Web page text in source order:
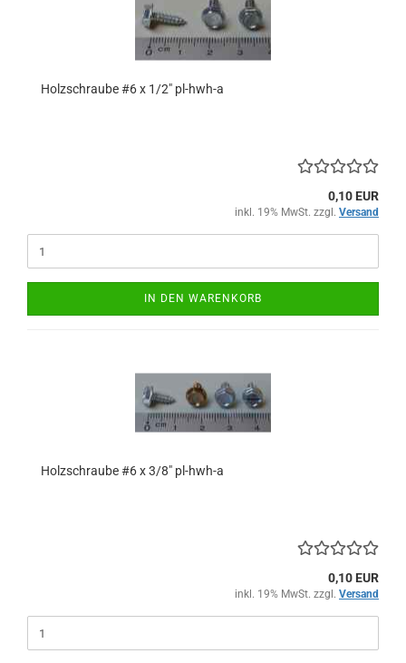
Holzschraube #6 x 1/2" pl-hwh-a
0,10 EUR
inkl. 19% MwSt. zzgl. Versand
IN DEN WARENKORB
Holzschraube #6 x 3/8" pl-hwh-a
0,10 EUR
inkl. 19% MwSt. zzgl. Versand